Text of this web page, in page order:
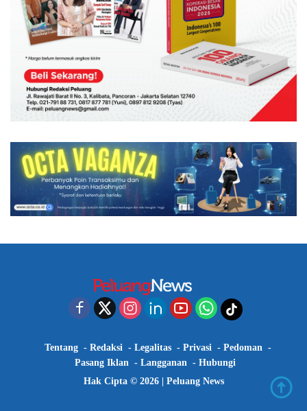
Tentang Redaksi Legalitas Privasi
Pedoman
Pasang Iklan
Langganan
Hubungi
Hak Cipta © 2026 | Peluang News